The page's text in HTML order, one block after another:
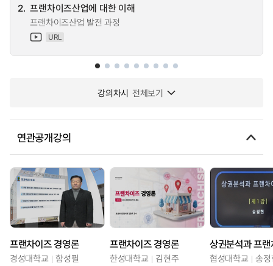
2. 프랜차이즈산업에 대한 이해
프랜차이즈산업 발전 과정
URL
강의차시 전체보기
연관공개강의
프랜차이즈 경영론
경성대학교 함성필
프랜차이즈 경영론
한성대학교 김현주 협성대학교 송